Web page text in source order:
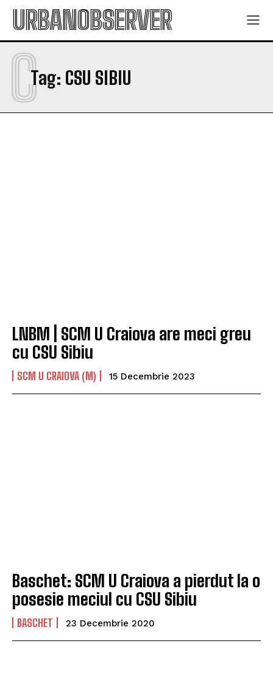
URBANOBSERVER
Tag: CSU SIBIU
C
LNBM | SCM U Craiova are meci greu
cu CSU Sibiu
SCM U CRAIOVA (M) 15 Decembrie 2023
Baschet: SCM U Craiova a pierdut la o
posesie meciul cu CSU Sibiu
BASCHET 23 Decembrie 2020